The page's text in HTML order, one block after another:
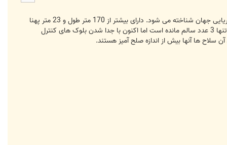
زیر دریایی شارک (Shark) (کوسه) که در طبقه بندی ناتو با نام تایفون (Typhoon) شناخته می شود به عنوان بزرگترین زیر دریایی جهان شناخته می شود. دارای بیشتر از 170 متر طول و 23 متر پهنا
می باشد. این زیردریایی می تواند 20 موشک بالستیک هسته ای با خود حمل کند. از این زیر دریایی تنها 6 عدد ساخته شد و تنها 3 عدد سالم مانده است اما اکنون با جدا شدن بلوک های کنترل
سلاح ها آنها بیش از اندازه صلح آمیز هستند.